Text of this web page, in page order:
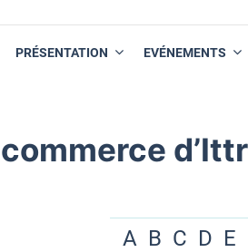
PRÉSENTATION EVÉNEMENTS
A B C D E